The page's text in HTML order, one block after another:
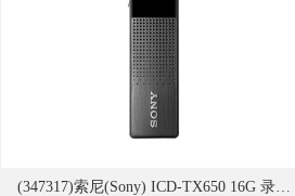
(347317)索尼(Sony) ICD-TX650 16G 录音笔 银色(单位：支)